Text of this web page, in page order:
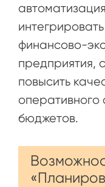
финансово-
предприятия,
повысить
оперативного
бюджетов.